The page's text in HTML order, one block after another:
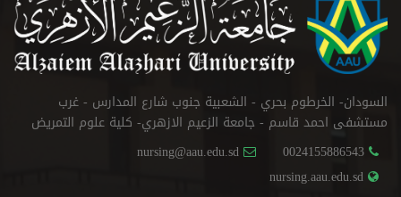
السودان- الخرطوم بحري - الشعبية جنوب شارع المدارس - غرب
مستشفى احمد قاسم - جامعة الزعيم الازهري- كلية علوم التمريض
0024155886543
nursing@aau.edu.sd
nursing.aau.edu.sd